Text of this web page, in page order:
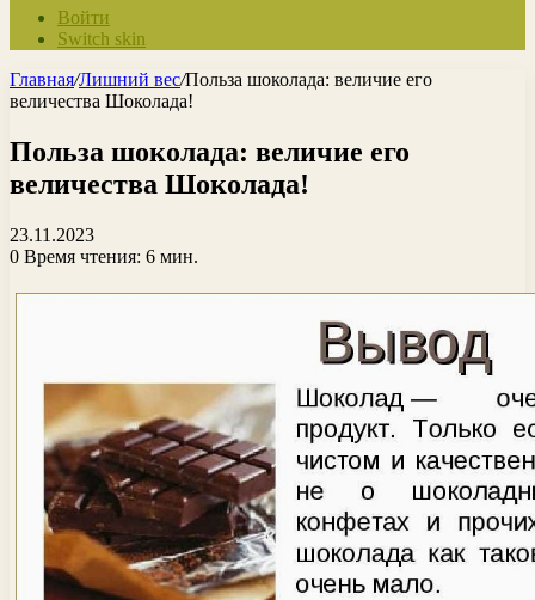
Войти
Switch skin
Главная/Лишний вес/Польза шоколада: величие его
величества Шоколада!
Польза шоколада: величие его
величества Шоколада!
23.11.2023
0 Время чтения: 6 мин.